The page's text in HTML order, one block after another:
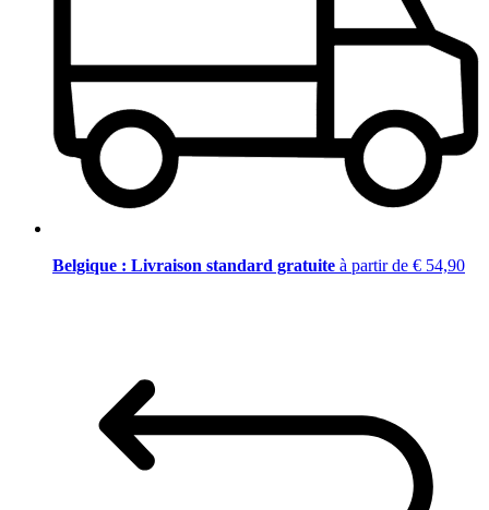
Belgique : Livraison standard gratuite à partir de € 54,90